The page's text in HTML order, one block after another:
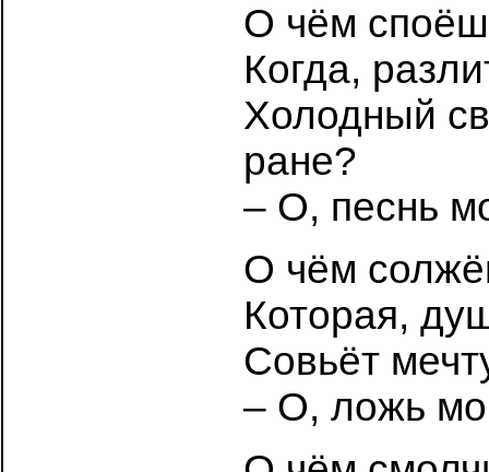
О чём
Когда,
Холодный
ране?
– О, песнь
О чём
Которая,
Совьёт
– О, ложь